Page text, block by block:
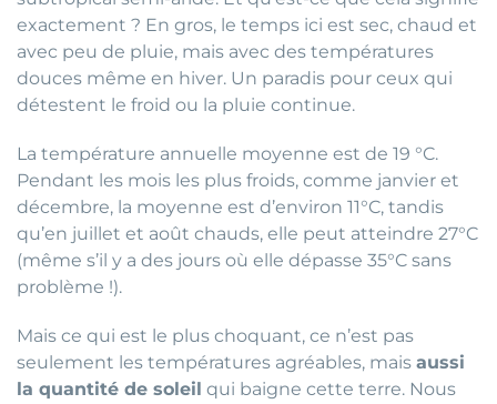
exactement ? En gros, le temps ici est sec, chaud et
avec peu de pluie, mais avec des températures
douces même en hiver. Un paradis pour ceux qui
détestent le froid ou la pluie continue.
La température annuelle moyenne est de 19 °C.
Pendant les mois les plus froids, comme janvier et
décembre, la moyenne est d’environ 11°C, tandis
qu’en juillet et août chauds, elle peut atteindre 27°C
(même s’il y a des jours où elle dépasse 35°C sans
problème !).
Mais ce qui est le plus choquant, ce n’est pas
seulement les températures agréables, mais aussi
la quantité de soleil qui baigne cette terre. Nous